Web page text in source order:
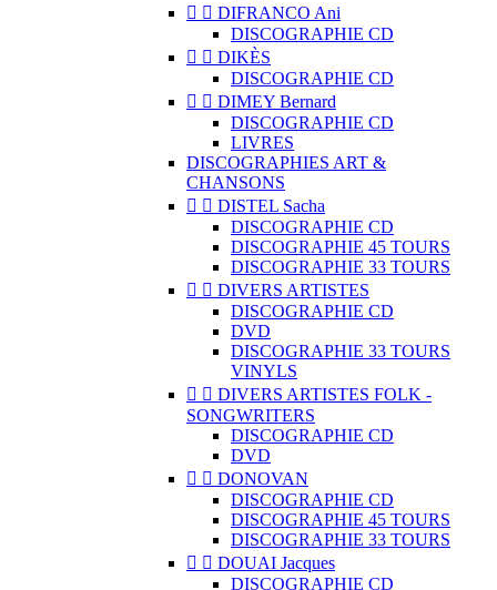
  DIFRANCO Ani
DISCOGRAPHIE CD
  DIKÈS
DISCOGRAPHIE CD
  DIMEY Bernard
DISCOGRAPHIE CD
LIVRES
DISCOGRAPHIES ART &
CHANSONS
  DISTEL Sacha
DISCOGRAPHIE CD
DISCOGRAPHIE 45 TOURS
DISCOGRAPHIE 33 TOURS
  DIVERS ARTISTES
DISCOGRAPHIE CD
DVD
DISCOGRAPHIE 33 TOURS
VINYLS
  DIVERS ARTISTES FOLK -
SONGWRITERS
DISCOGRAPHIE CD
DVD
  DONOVAN
DISCOGRAPHIE CD
DISCOGRAPHIE 45 TOURS
DISCOGRAPHIE 33 TOURS
  DOUAI Jacques
DISCOGRAPHIE CD